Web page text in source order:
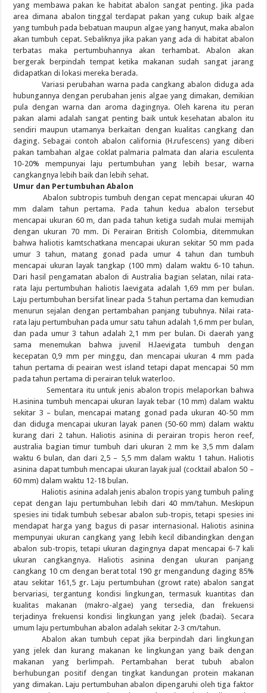
yang membawa pakan ke habitat abalon sangat penting. Jika pada
area dimana abalon tinggal terdapat pakan yang cukup baik algae
yang tumbuh pada bebatuan maupun algae yang hanyut, maka abalon
akan tumbuh cepat. Sebaliknya jika pakan yang ada di habitat abalon
terbatas maka pertumbuhannya akan terhambat. Abalon akan
bergerak berpindah tempat ketika makanan sudah sangat jarang
didapatkan di lokasi mereka berada.
Variasi perubahan warna pada cangkang abalon diduga ada
hubungannya dengan perubahan jenis algae yang dimakan, demikian
pula dengan warna dan aroma dagingnya. Oleh karena itu peran
pakan alami adalah sangat penting baik untuk kesehatan abalon itu
sendiri maupun utamanya berkaitan dengan kualitas cangkang dan
daging. Sebagai contoh abalon california (H.rufescens) yang diberi
pakan tambahan algae coklat palmaria palmata dan alaria esculenta
10-20% mempunyai laju pertumbuhan yang lebih besar, warna
cangkangnya lebih baik dan lebih sehat.
Umur dan Pertumbuhan Abalon
Abalon subtropis tumbuh dengan cepat mencapai ukuran 40
mm dalam tahun pertama. Pada tahun kedua abalon tersebut
mencapai ukuran 60 m, dan pada tahun ketiga sudah mulai memijah
dengan ukuran 70 mm. Di Perairan British Colombia, ditemmukan
bahwa haliotis kamtschatkana mencapai ukuran sekitar 50 mm pada
umur 3 tahun, matang gonad pada umur 4 tahun dan tumbuh
mencapai ukuran layak tangkap (100 mm) dalam waktu 6-10 tahun.
Dari hasil pengamatan abalon di Australia bagian selatan, nilai rata-
rata laju pertumbuhan haliotis laevigata adalah 1,69 mm per bulan.
Laju pertumbuhan bersifat linear pada 5 tahun pertama dan kemudian
menurun sejalan dengan pertambahan panjang tubuhnya. Nilai rata-
rata laju pertumbuhan pada umur satu tahun adalah 1,6 mm per bulan,
dan pada umur 3 tahun adalah 2,1 mm per bulan. Di daerah yang
sama menemukan bahwa juvenil H.laevigata tumbuh dengan
kecepatan 0,9 mm per minggu, dan mencapai ukuran 4 mm pada
tahun pertama di peairan west island tetapi dapat mencapai 50 mm
pada tahun pertama di perairan teluk waterloo.
Sementara itu untuk jenis abalon tropis melaporkan bahwa
H.asinina tumbuh mencapai ukuran layak tebar (10 mm) dalam waktu
sekitar 3 – bulan, mencapai matang gonad pada ukuran 40-50 mm
dan diduga mencapai ukuran layak panen (50-60 mm) dalam waktu
kurang dari 2 tahun. Haliotis asinina di perairan tropis heron reef,
australia bagian timur tumbuh dari ukuran 2 mm ke 3,5 mm dalam
waktu 6 bulan, dan dari 2,5 – 5,5 mm dalam waktu 1 tahun. Haliotis
asinina dapat tumbuh mencapai ukuran layak jual (cocktail abalon 50 –
60 mm) dalam waktu 12-18 bulan.
Haliotis asinina adalah jenis abalon tropis yang tumbuh paling
cepat dengan laju pertumbuhan lebih dari 40 mm/tahun. Meskipun
spesies ini tidak tumbuh sebesar abalon sub-tropis, tetapi spesies ini
mendapat harga yang bagus di pasar internasional. Haliotis asinina
mempunyai ukuran cangkang yang lebih kecil dibandingkan dengan
abalon sub-tropis, tetapi ukuran dagingnya dapat mencapai 6-7 kali
ukuran cangkangnya. Haliotis asinina dengan ukuran panjang
cangkang 10 cm dengan berat total 190 gr mengandung daging 85%
atau sekitar 161,5 gr. Laju pertumbuhan (growt rate) abalon sangat
bervariasi, tergantung kondisi lingkungan, termasuk kuantitas dan
kualitas makanan (makro-algae) yang tersedia, dan frekuensi
terjadinya frekuensi kondisi lingkungan yang jelek (badai). Secara
umum laju pertumbuhan abalon adalah sekitar 2-3 cm/tahun.
Abalon akan tumbuh cepat jika berpindah dari lingkungan
yang jelek dan kurang makanan ke lingkungan yang baik dengan
makanan yang berlimpah. Pertambahan berat tubuh abalon
berhubungan positif dengan tingkat kandungan protein makanan
yang dimakan. Laju pertumbuhan abalon dipengaruhi oleh tiga faktor